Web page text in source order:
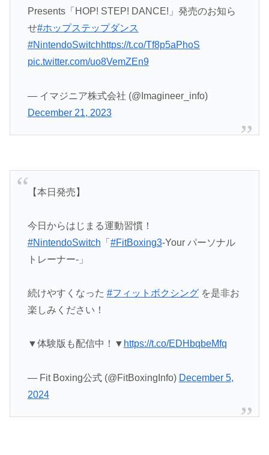
Presents「HOP! STEP! DANCE!」発売のお知ら
せ#ホップステップダンス
#NintendoSwitchhttps://t.co/Tf8p5aPhoS
pic.twitter.com/uo8VemZEn9
— イマジニア株式会社 (@Imagineer_info)
December 21, 2023
【本日発売】
今日からはじまる運動習慣！
#NintendoSwitch 「 #FitBoxing3-Your パーソナル
トレーナー‐」
続けやすくなった #フィットボクシングを是非お
楽しみください！
▼体験版も配信中！▼ https://t.co/EDHbqbeMfq
— Fit Boxing公式 (@FitBoxingInfo) December 5,
2024